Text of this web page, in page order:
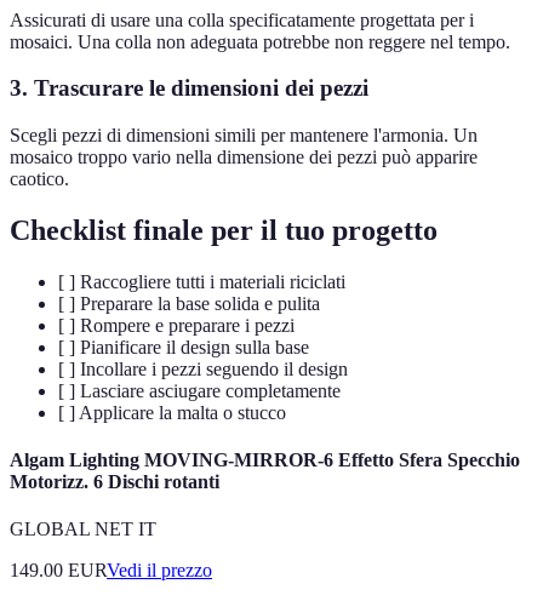
Assicurati di usare una colla specificatamente progettata per i
mosaici. Una colla non adeguata potrebbe non reggere nel tempo.
3. Trascurare le dimensioni dei pezzi
Scegli pezzi di dimensioni simili per mantenere l'armonia. Un
mosaico troppo vario nella dimensione dei pezzi può apparire
caotico.
Checklist finale per il tuo progetto
[ ] Raccogliere tutti i materiali riciclati
[ ] Preparare la base solida e pulita
[ ] Rompere e preparare i pezzi
[ ] Pianificare il design sulla base
[ ] Incollare i pezzi seguendo il design
[ ] Lasciare asciugare completamente
[ ] Applicare la malta o stucco
Algam Lighting MOVING-MIRROR-6 Effetto Sfera Specchio
Motorizz. 6 Dischi rotanti
GLOBAL NET IT
149.00 EURVedi il prezzo